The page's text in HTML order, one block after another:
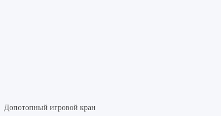
Допотопный игровой кран